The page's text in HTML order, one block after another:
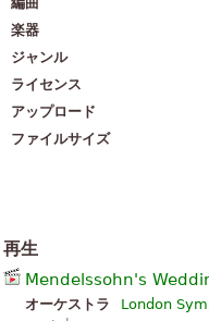
楽器
ジャンル
ライセンス
アップロード
ファイルサイズ
再生
Mendelssohn's
オーケストラ
London